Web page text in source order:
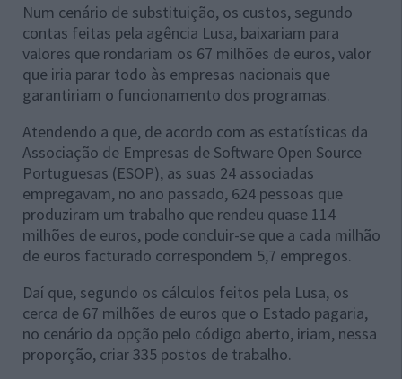
Num cenário de substituição, os custos, segundo
contas feitas pela agência Lusa, baixariam para
valores que rondariam os 67 milhões de euros, valor
que iria parar todo às empresas nacionais que
garantiriam o funcionamento dos programas.
Atendendo a que, de acordo com as estatísticas da
Associação de Empresas de Software Open Source
Portuguesas (ESOP), as suas 24 associadas
empregavam, no ano passado, 624 pessoas que
produziram um trabalho que rendeu quase 114
milhões de euros, pode concluir-se que a cada milhão
de euros facturado correspondem 5,7 empregos.
Daí que, segundo os cálculos feitos pela Lusa, os
cerca de 67 milhões de euros que o Estado pagaria,
no cenário da opção pelo código aberto, iriam, nessa
proporção, criar 335 postos de trabalho.